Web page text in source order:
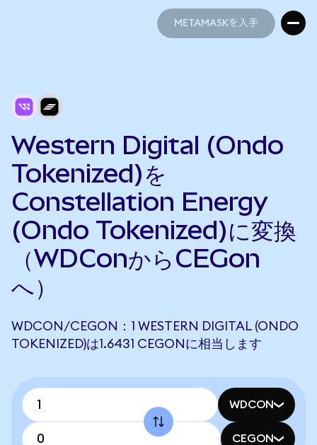
METAMASKを入手
Western Digital (Ondo
Tokenized)を
Constellation Energy
(Ondo Tokenized)に変換
（WDConからCEGon
へ）
WDCON/CEGON：1 WESTERN DIGITAL (ONDO
TOKENIZED)は1.6431 CEGONに相当します
WDCON
CEGON